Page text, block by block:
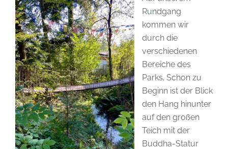
Rundgang
kommen wir
durch die
verschiedenen
Bereiche des
Parks. Schon zu
Beginn ist der Blick
den Hang hinunter
auf den großen
Teich mit der
Buddha-Statur